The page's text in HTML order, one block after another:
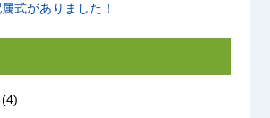
式がありました！
(4)